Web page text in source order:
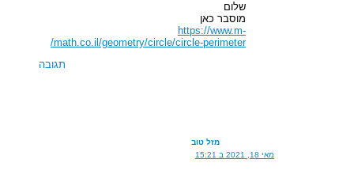
שלום
מוסבר כאן
https://www.m-
math.co.il/geometry/circle/circle-perimeter/
תגובה
מזל טוב
מאי 18, 2021 ב 15:21